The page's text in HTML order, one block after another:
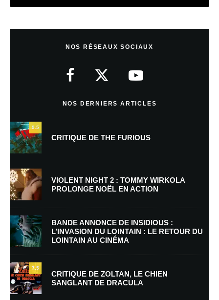
Nom*
E-mail* Site web
Enregistrer mon nom, mon e-mail et mon site dans le navigateur pour
mon prochain commentaire.
NOS RÉSEAUX SOCIAUX
NOS DERNIERS ARTICLES
9.5
CRITIQUE DE THE FURIOUS
VIOLENT NIGHT 2 : TOMMY WIRKOLA
PROLONGE NOËL EN ACTION
BANDE ANNONCE DE INSIDIOUS :
L’INVASION DU LOINTAIN : LE RETOUR DU
LOINTAIN AU CINÉMA
7.5
CRITIQUE DE ZOLTAN, LE CHIEN
SANGLANT DE DRACULA